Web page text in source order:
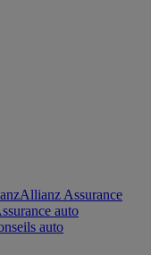
Allianz Assurance
auto
auto